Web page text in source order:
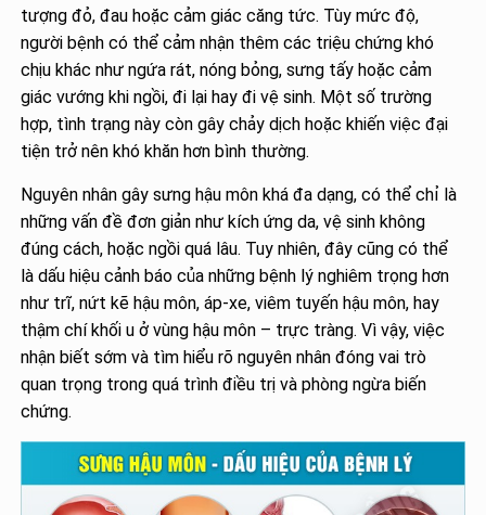
tượng đỏ, đau hoặc cảm giác căng tức. Tùy mức độ,
người bệnh có thể cảm nhận thêm các triệu chứng khó
chịu khác như ngứa rát, nóng bỏng, sưng tấy hoặc cảm
giác vướng khi ngồi, đi lại hay đi vệ sinh. Một số trường
hợp, tình trạng này còn gây chảy dịch hoặc khiến việc đại
tiện trở nên khó khăn hơn bình thường.
Nguyên nhân gây sưng hậu môn khá đa dạng, có thể chỉ là
những vấn đề đơn giản như kích ứng da, vệ sinh không
đúng cách, hoặc ngồi quá lâu. Tuy nhiên, đây cũng có thể
là dấu hiệu cảnh báo của những bệnh lý nghiêm trọng hơn
như trĩ, nứt kẽ hậu môn, áp-xe, viêm tuyến hậu môn, hay
thậm chí khối u ở vùng hậu môn – trực tràng. Vì vậy, việc
nhận biết sớm và tìm hiểu rõ nguyên nhân đóng vai trò
quan trọng trong quá trình điều trị và phòng ngừa biến
chứng.